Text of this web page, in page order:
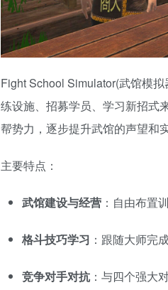
Fight School Simulator(武馆模
练设施、招募学员、学习新招式
帮势力，逐步提升武馆的声望和实
主要特点：
武馆建设与经营 ：自由布置
格斗技巧学习 ：跟随大师完
竞争对手对抗：与四个强大